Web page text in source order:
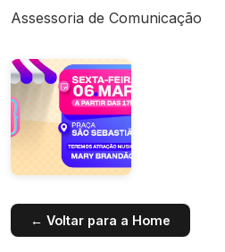
Assessoria de Comunicação
← Voltar para a Home